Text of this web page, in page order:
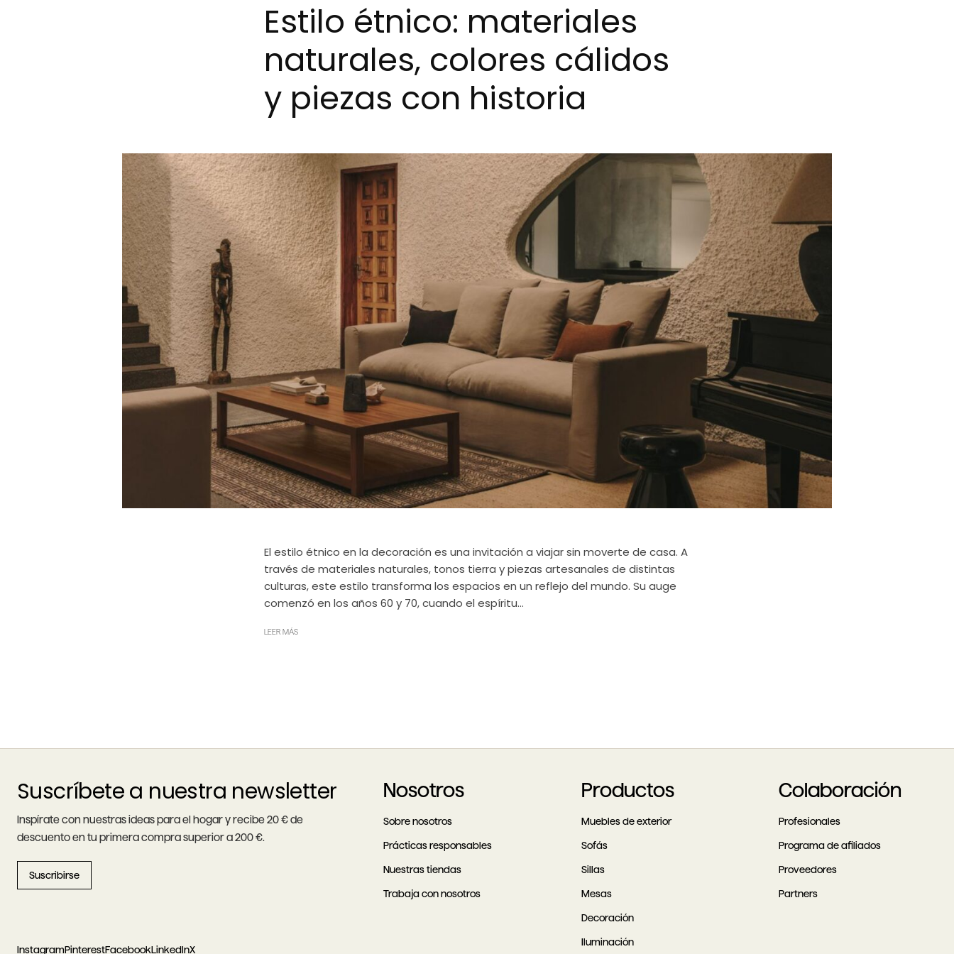
Estilo étnico: materiales
naturales, colores cálidos
y piezas con historia
El estilo étnico en la decoración es una invitación a viajar sin moverte de casa. A
través de materiales naturales, tonos tierra y piezas artesanales de distintas
culturas, este estilo transforma los espacios en un reflejo del mundo. Su auge
comenzó en los años 60 y 70, cuando el espíritu...
LEER MÁS
Suscríbete a nuestra newsletter
Inspírate con nuestras ideas para el hogar y recibe 20 € de
descuento en tu primera compra superior a 200 €.
Suscribirse
InstagramPinterestFacebookLinkedInX
Nosotros
Sobre nosotros
Prácticas responsables
Nuestras tiendas
Trabaja con nosotros
Productos
Muebles de exterior
Sofás
Sillas
Mesas
Decoración
Iluminación
Colaboración
Profesionales
Programa de afiliados
Proveedores
Partners